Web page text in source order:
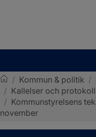
Sotenäs kommun
/ Kommun & politik /
/ Kallelser och protokoll
/ Kommunstyrelsens
november